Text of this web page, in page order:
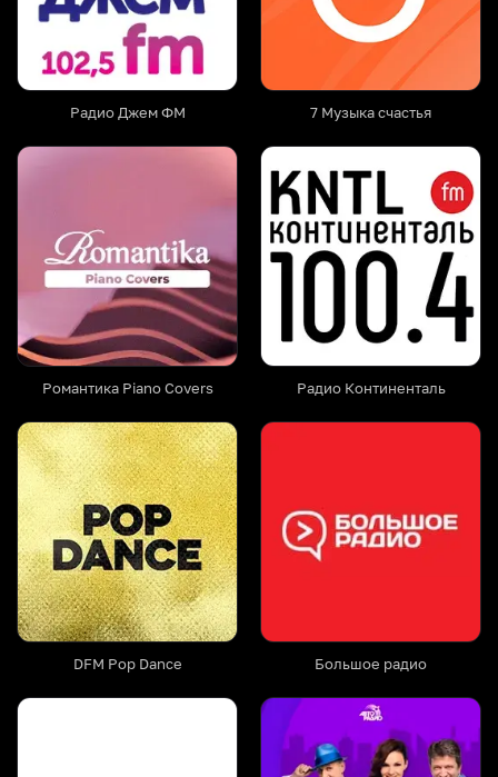
Радио Джем ФМ 7 Музыка счастья
Романтика Piano Covers Радио Континенталь
DFM Pop Dance Большое радио